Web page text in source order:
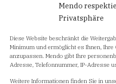
Mendo
Privatsphäre
Diese Website beschränkt die
Minimum und ermöglicht es Ihnen,
anzupassen. Mendo gibt Ihre
Adresse, Telefonnummer, IP-Adresse
Weitere Informationen finden Sie in
Navigation
Bildungsangebot
Abo Fachnews mendo-info